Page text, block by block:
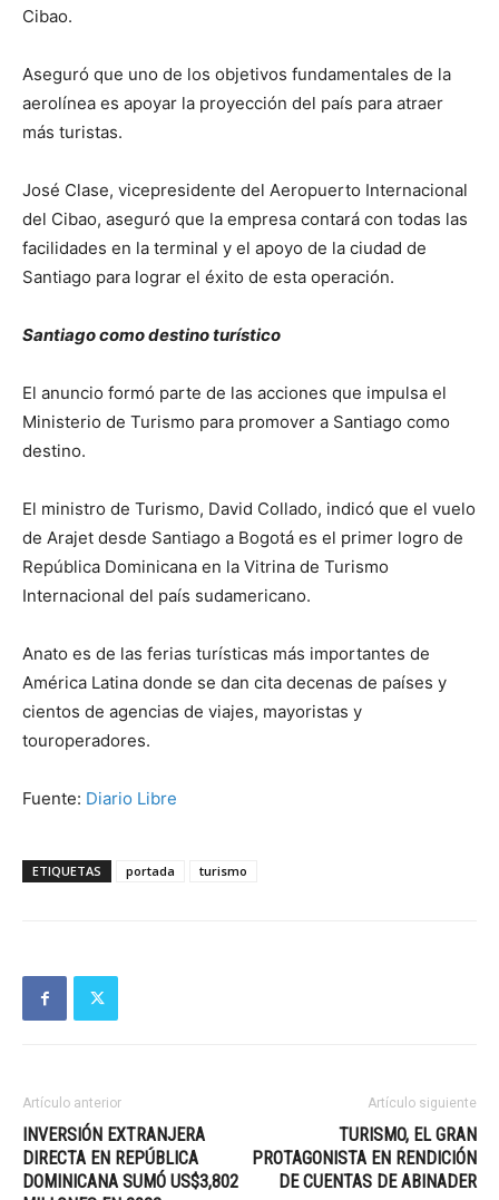
Cibao.
Aseguró que uno de los objetivos fundamentales de la
aerolínea es apoyar la proyección del país para atraer
más turistas.
José Clase, vicepresidente del Aeropuerto Internacional
del Cibao, aseguró que la empresa contará con todas las
facilidades en la terminal y el apoyo de la ciudad de
Santiago para lograr el éxito de esta operación.
Santiago como destino turístico
El anuncio formó parte de las acciones que impulsa el
Ministerio de Turismo para promover a Santiago como
destino.
El ministro de Turismo, David Collado, indicó que el vuelo
de Arajet desde Santiago a Bogotá es el primer logro de
República Dominicana en la Vitrina de Turismo
Internacional del país sudamericano.
Anato es de las ferias turísticas más importantes de
América Latina donde se dan cita decenas de países y
cientos de agencias de viajes, mayoristas y
touroperadores.
Fuente: Diario Libre
ETIQUETAS portada turismo
Artículo anterior
INVERSIÓN EXTRANJERA
DIRECTA EN REPÚBLICA
DOMINICANA SUMÓ US$3,802
Artículo siguiente
TURISMO, EL GRAN
PROTAGONISTA EN RENDICIÓN
DE CUENTAS DE ABINADER